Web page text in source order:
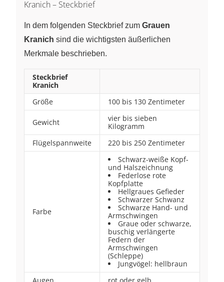
Kranich – Steckbrief
In dem folgenden Steckbrief zum Grauen
Kranich sind die wichtigsten äußerlichen
Merkmale beschrieben.
Steckbrief
Kranich
Größe
100 bis 130 Zentimeter
Gewicht
vier bis sieben
Kilogramm
Flügelspannweite
220 bis 250 Zentimeter
Farbe
Schwarz-weiße Kopf-
und Halszeichnung
Federlose rote
Kopfplatte
Hellgraues Gefieder
Schwarzer Schwanz
Schwarze Hand- und
Armschwingen
Graue oder schwarze,
buschig verlängerte
Federn der
Armschwingen
(Schleppe)
Jungvögel: hellbraun